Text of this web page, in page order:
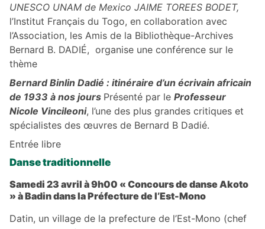
UNESCO UNAM de Mexico JAIME TOREES BODET,
l’Institut Français du Togo, en collaboration avec
l’Association, les Amis de la Bibliothèque-Archives
Bernard B. DADIÉ, organise une conférence sur le
thème
Bernard Binlin Dadié : itinéraire d’un écrivain africain
de 1933 à nos jours Présenté par le Professeur
Nicole Vincileoni, l’une des plus grandes critiques et
spécialistes des œuvres de Bernard B Dadié.
Entrée libre
Danse traditionnelle
Samedi 23 avril à 9h00 « Concours de danse Akoto
» à Badin dans la Préfecture de l’Est-Mono
Datin, un village de la prefecture de l’Est-Mono (chef